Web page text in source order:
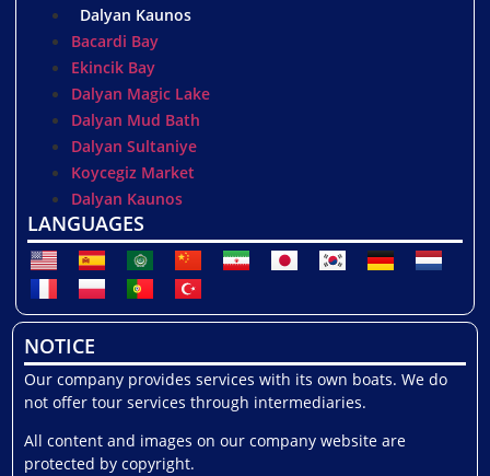
Dalyan Kaunos
Bacardi Bay
Ekincik Bay
Dalyan Magic Lake
Dalyan Mud Bath
Dalyan Sultaniye
Koycegiz Market
Dalyan Kaunos
LANGUAGES
NOTICE
Our company provides services with its own boats. We do
not offer tour services through intermediaries.
All content and images on our company website are
protected by copyright.